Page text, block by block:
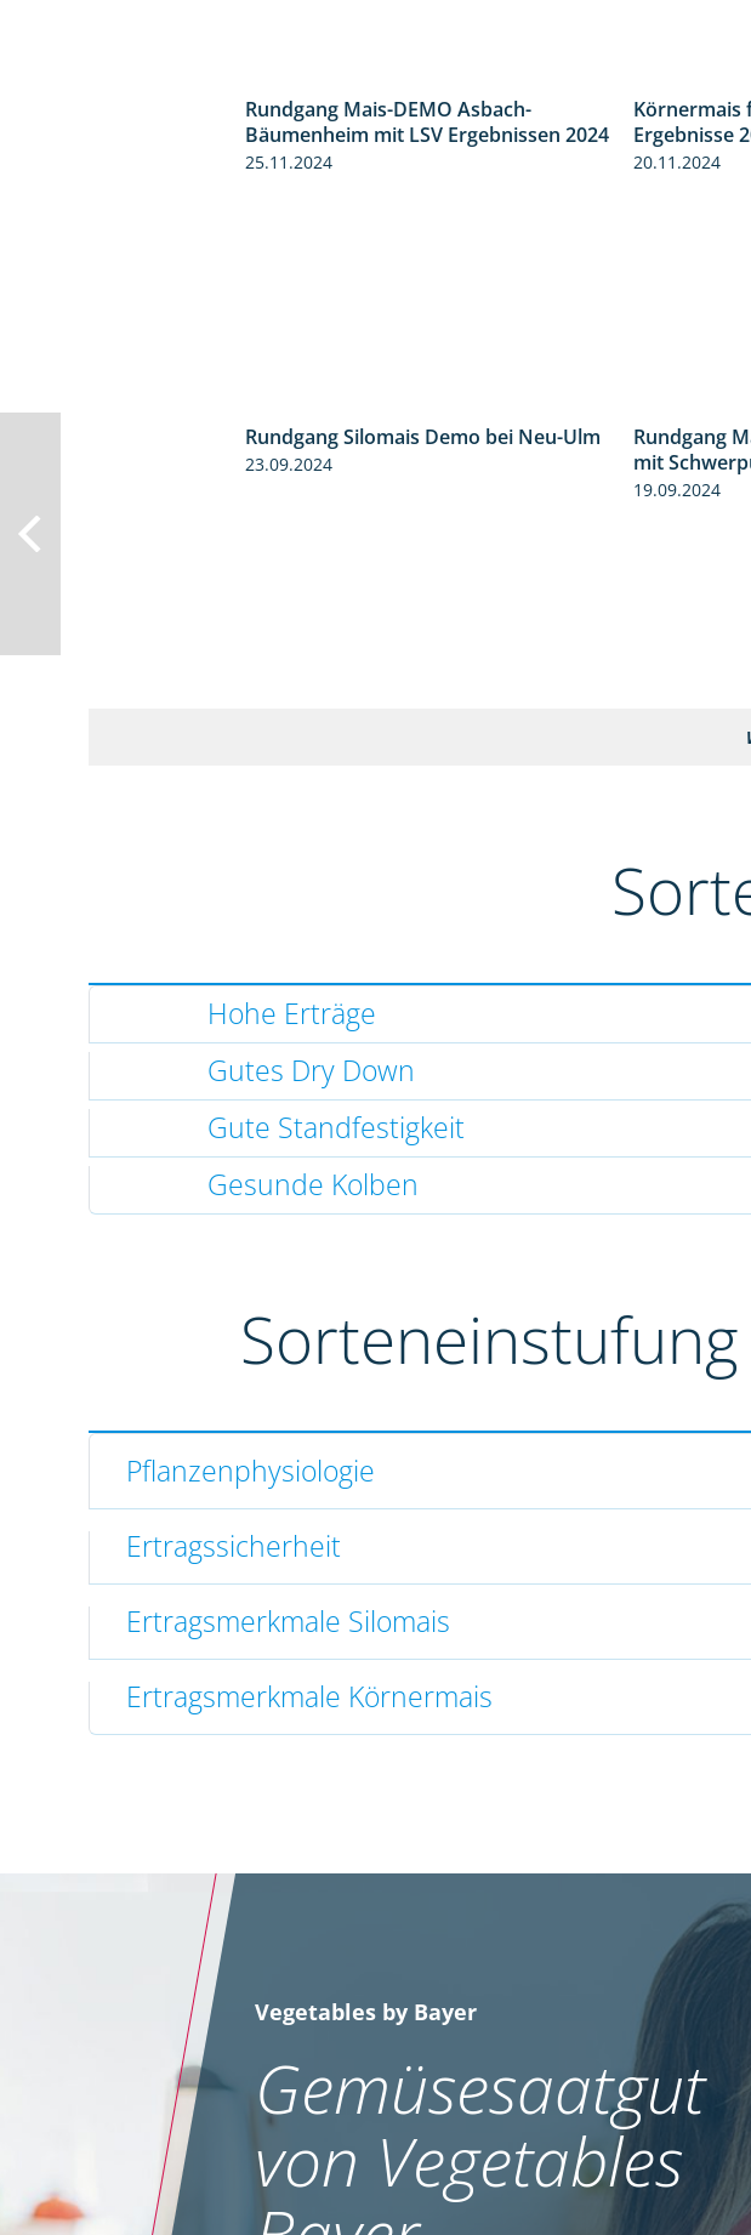
8:38
Rundgang Mais-DEMO Asbach-
Bäumenheim mit LSV Ergebnissen 2024
25.11.2024
Körnermais
Ergebnisse
20.11.2024
Rundgang Silomais Demo bei Neu-Ulm
23.09.2024
Rundgang
mit
19.09.2024
Hohe Erträge
Gutes Dry Down
Gute Standfestigkeit
Gesunde Kolben
Pflanzenphysiologie
Ertragssicherheit
Ertragsmerkmale Silomais
Ertragsmerkmale Körnermais
Vegetables by Bayer
Gemüsesaatgut
von Vegetables